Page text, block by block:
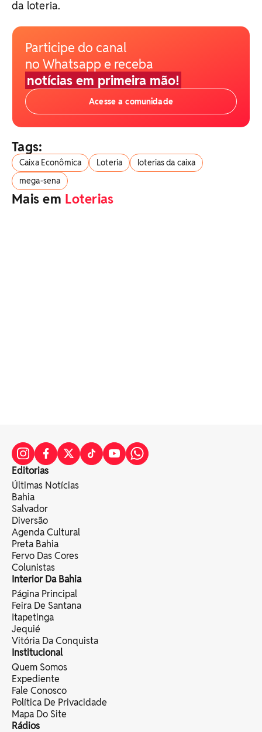
da loteria.
Participe do canal
no Whatsapp e receba
notícias em primeira mão!
Acesse a comunidade
Tags:
Caixa Econômica Loteria
loterias da caixa
mega-sena
Mais em Loterias
Editorias
Últimas Notícias
Bahia
Salvador
Diversão
Agenda Cultural
Preta Bahia
Fervo Das Cores
Colunistas
Interior Da Bahia
Página Principal
Feira De Santana
Itapetinga
Jequié
Vitória Da Conquista
Institucional
Quem Somos
Expediente
Fale Conosco
Política De Privacidade
Mapa Do Site
Rádios